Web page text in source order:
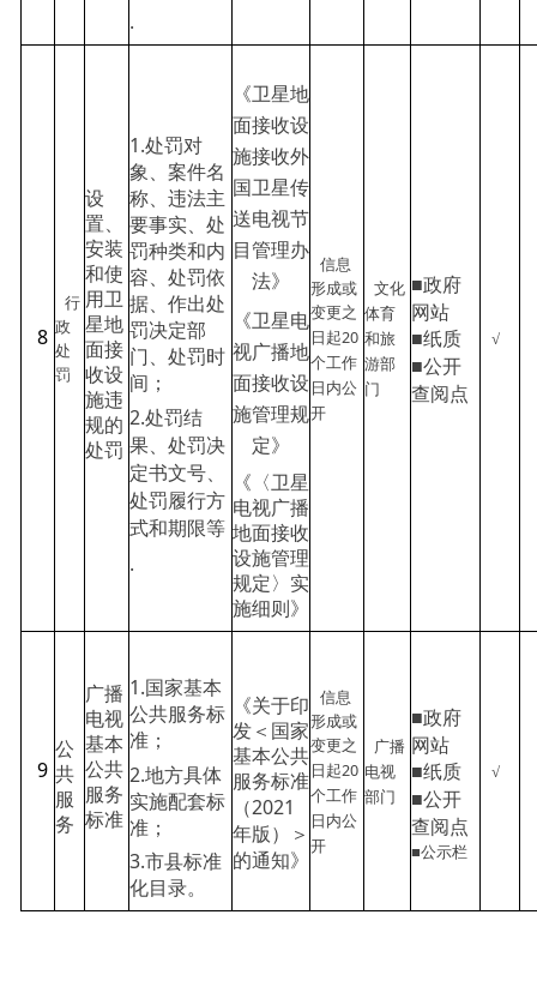
.
8
行
政
处
罚
设
置、
安装
和使
用卫
星地
面接
收设
施违
规的
处罚
1.处罚对
象、案件名
称、违法主
要事实、处
罚种类和内
容、处罚依
据、作出处
罚决定部
门、处罚时
间；
2.处罚结
果、处罚决
定书文号、
处罚履行方
式和期限等
.
《卫星地
面接收设
施接收外
国卫星传
送电视节
目管理办
法》
《卫星电
视广播地
面接收设
施管理规
定》
《〈卫星
电视广播
地面接收
设施管理
规定〉实
施细则》
信息
形成或
变更之
日起20
个工作
日内公
开
文化
体育
和旅
游部
门
■政府
网站
■纸质
■公开
查阅点
√
9
公
共
服
务
广播
电视
基本
公共
服务
标准
1.国家基本
公共服务标
准；
2.地方具体
实施配套标
准；
3.市县标准
化目录。
《关于印
发＜国家
基本公共
服务标准
（2021
年版）＞
的通知》
信息
形成或
变更之
日起20
个工作
日内公
开
广播
电视
部门
■政府
网站
■纸质
■公开
查阅点
■公示栏
√